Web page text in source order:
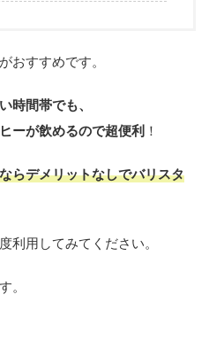
おすすめです。
時間帯でも、
ーが飲めるので超便利 ！
らデメリットなしでバリスタ
利用してみてください。
。